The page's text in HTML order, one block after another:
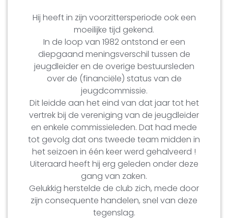
Hij heeft in zijn voorzittersperiode ook een
moeilijke tijd gekend.
In de loop van 1982 ontstond er een
diepgaand meningsverschil tussen de
jeugdleider en de overige bestuursleden
over de (financiële) status van de
jeugdcommissie.
Dit leidde aan het eind van dat jaar tot het
vertrek bij de vereniging van de jeugdleider
en enkele commissieleden. Dat had mede
tot gevolg dat ons tweede team midden in
het seizoen in één keer werd gehalveerd !
Uiteraard heeft hij erg geleden onder deze
gang van zaken.
Gelukkig herstelde de club zich, mede door
zijn consequente handelen, snel van deze
tegenslag.